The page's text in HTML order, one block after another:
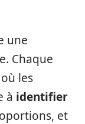
une
Chaque
les
à identifier
et